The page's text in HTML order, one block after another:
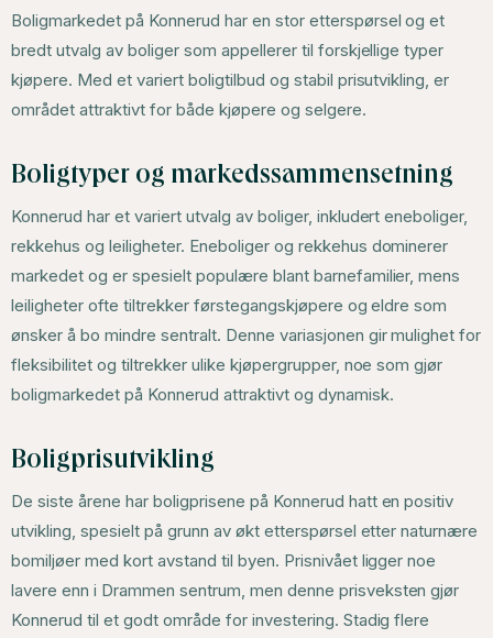
Boligmarkedet på Konnerud har en stor etterspørsel og et
bredt utvalg av boliger som appellerer til forskjellige typer
kjøpere. Med et variert boligtilbud og stabil prisutvikling, er
området attraktivt for både kjøpere og selgere.
Boligtyper og markedssammensetning
Konnerud har et variert utvalg av boliger, inkludert eneboliger,
rekkehus og leiligheter. Eneboliger og rekkehus dominerer
markedet og er spesielt populære blant barnefamilier, mens
leiligheter ofte tiltrekker førstegangskjøpere og eldre som
ønsker å bo mindre sentralt. Denne variasjonen gir mulighet for
fleksibilitet og tiltrekker ulike kjøpergrupper, noe som gjør
boligmarkedet på Konnerud attraktivt og dynamisk.
Boligprisutvikling
De siste årene har boligprisene på Konnerud hatt en positiv
utvikling, spesielt på grunn av økt etterspørsel etter naturnære
bomiljøer med kort avstand til byen. Prisnivået ligger noe
lavere enn i Drammen sentrum, men denne prisveksten gjør
Konnerud til et godt område for investering. Stadig flere